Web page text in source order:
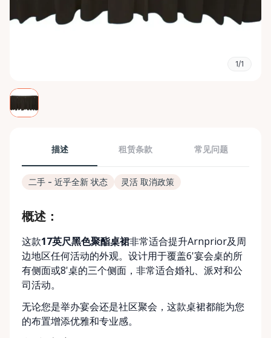
1/1
描述 租赁条款 常见问题
二手 - 近乎全新 状态 灵活 取消政策
概述：
这款17英尺黑色聚酯桌裙非常适合提升Arnprior及周
边地区任何活动的外观。设计用于覆盖6'宴会桌的所
有侧面或8'桌的三个侧面，非常适合婚礼、派对和公
司活动。
无论您是举办宴会还是社区聚会，这款桌裙都能为您
的布置增添优雅和专业感。